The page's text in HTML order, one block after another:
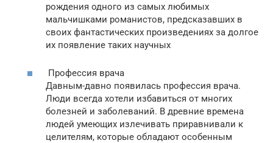
рождения одного из самых любимых
мальчишками романистов, предсказавших в
своих фантастических произведениях за долгое
их появление таких научных
Профессия врача
Давным-давно появилась профессия врача.
Люди всегда хотели избавиться от многих
болезней и заболеваний. В древние времена
людей умеющих излечивать приравнивали к
целителям, которые обладают особенным